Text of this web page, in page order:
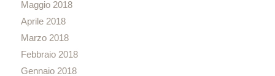
Maggio 2018
Aprile 2018
Marzo 2018
Febbraio 2018
Gennaio 2018